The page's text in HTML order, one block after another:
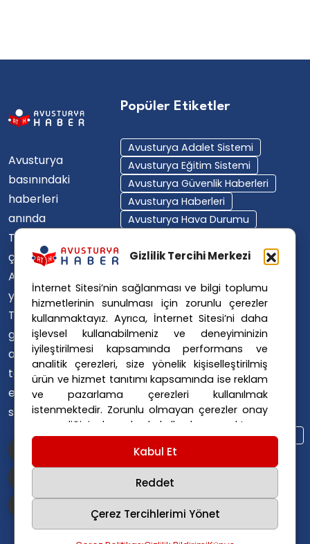
Gizlilik Tercihi Merkezi
İnternet Sitesi’nin sağlanması ve bilgi toplumu
hizmetlerinin sunulması için zorunlu çerezler
kullanmaktayız. Ayrıca, İnternet Sitesi’ni daha
işlevsel kullanabilmeniz ve deneyiminizin
iyileştirilmesi kapsamında performans ve
analitik çerezleri, size yönelik kişiselleştirilmiş
ürün ve hizmet tanıtımı kapsamında ise reklam
ve pazarlama çerezleri kullanılmak
istenmektedir. Zorunlu olmayan çerezler onay
vermediğiniz durumlarda kullanılmayacaktır.
Ayarlarınız 365 gün saklanır.
veGizlilik Politikasıiçin linklere tıklayınız.
Kabul Et
Reddet
Çerez Tercihlerimi Yönet
Avusturya
basınındaki
haberleri
anında
Türkçe'ye
çevirerek,
Avusturya'da
yaşayan
Türklerin ülke
gündemini
ana dillerinde
takip
etmelerini
sağlıyoruz.
Popüler Etiketler
Avusturya Adalet Sistemi
Avusturya Eğitim Sistemi
Avusturya Güvenlik Haberleri
Avusturya Haberleri
Avusturya Hava Durumu
Avusturya Polisi
Avusturya Polis Soruşturması
Avusturya Sağlık Sistemi
Avusturya Siyaseti
Avusturya Suç Haberleri
Avusturya Trafik Haberleri
Donald Trump
FPÖ
Graz Okul Saldırısı
Internet Dolandırıcılığı
Itfaiye Müdahalesi
Viyana Polisi
Viyana Suç Haberleri